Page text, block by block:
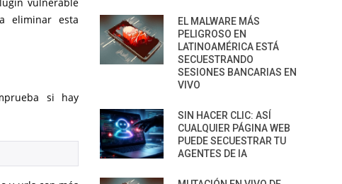
eliminar esta
si hay
EL MALWARE MÁS
PELIGROSO EN
LATINOAMÉRICA ESTÁ
SECUESTRANDO
SESIONES BANCARIAS EN
VIVO
SIN HACER CLIC: ASÍ
CUALQUIER PÁGINA WEB
PUEDE SECUESTRAR TU
AGENTES DE IA